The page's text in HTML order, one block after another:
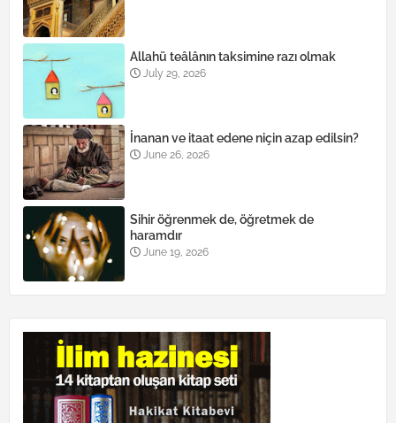
Allahü teâlânın taksimine razı olmak
July 29, 2026
İnanan ve itaat edene niçin azap edilsin?
June 26, 2026
Sihir öğrenmek de, öğretmek de
haramdır
June 19, 2026